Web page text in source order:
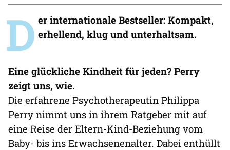
D er internationale Bestseller: Kompakt,
erhellend, klug und unterhaltsam.
Eine glückliche Kindheit für jeden? Perry
zeigt uns, wie.
Die erfahrene Psychotherapeutin Philippa
Perry nimmt uns in ihrem Ratgeber mit auf
eine Reise der Eltern-Kind-Beziehung vom
Baby- bis ins Erwachsenenalter. Dabei enthüllt